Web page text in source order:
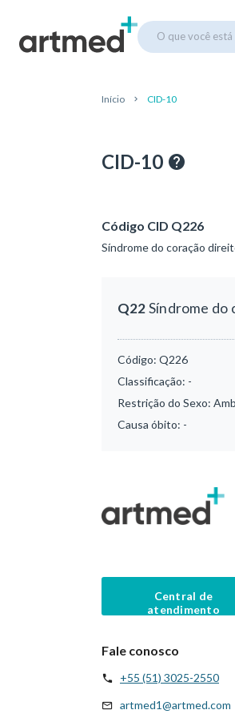
O que você está
Início CID-10
CID-10
Código CID Q226
Síndrome do coração
Q22Síndrome do
Código: Q226
Classificação: -
Restrição do Sexo:
Causa óbito: -
Central de
atendimento
Fale conosco
+55 (51) 3025-2550
artmed1@artmed.com